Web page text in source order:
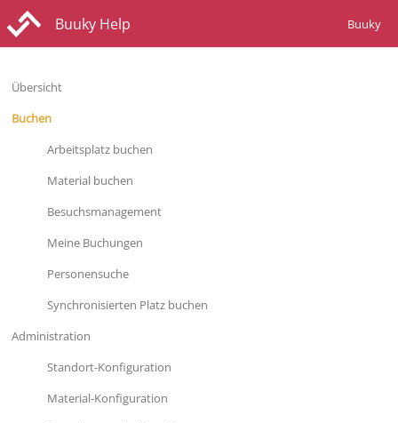
Buuky Help Buuky
Übersicht
Buchen
Arbeitsplatz buchen
Material buchen
Besuchsmanagement
Meine Buchungen
Personensuche
Synchronisierten Platz buchen
Administration
Standort-Konfiguration
Material-Konfiguration